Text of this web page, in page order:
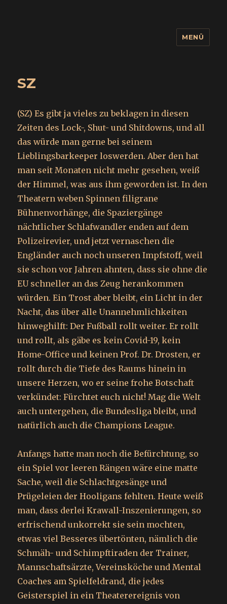
MENÜ
SZ
(SZ) Es gibt ja vieles zu beklagen in diesen
Zeiten des Lock-, Shut- und Shitdowns, und all
das würde man gerne bei seinem
Lieblingsbarkeeper loswerden. Aber den hat
man seit Monaten nicht mehr gesehen, weiß
der Himmel, was aus ihm geworden ist. In den
Theatern weben Spinnen filigrane
Bühnenvorhänge, die Spaziergänge
nächtlicher Schlafwandler enden auf dem
Polizeirevier, und jetzt vernaschen die
Engländer auch noch unseren Impfstoff, weil
sie schon vor Jahren ahnten, dass sie ohne die
EU schneller an das Zeug herankommen
würden. Ein Trost aber bleibt, ein Licht in der
Nacht, das über alle Unannehmlichkeiten
hinweghilft: Der Fußball rollt weiter. Er rollt
und rollt, als gäbe es kein Covid-19, kein
Home-Office und keinen Prof. Dr. Drosten, er
rollt durch die Tiefe des Raums hinein in
unsere Herzen, wo er seine frohe Botschaft
verkündet: Fürchtet euch nicht! Mag die Welt
auch untergehen, die Bundesliga bleibt, und
natürlich auch die Champions League.
Anfangs hatte man noch die Befürchtung, so
ein Spiel vor leeren Rängen wäre eine matte
Sache, weil die Schlachtgesänge und
Prügeleien der Hooligans fehlten. Heute weiß
man, dass derlei Krawall-Inszenierungen, so
erfrischend unkorrekt sie sein mochten,
etwas viel Besseres übertönten, nämlich die
Schmäh- und Schimpftiraden der Trainer,
Mannschaftsärzte, Vereinsköche und Mental
Coaches am Spielfeldrand, die jedes
Geisterspiel in ein Theaterereignis von